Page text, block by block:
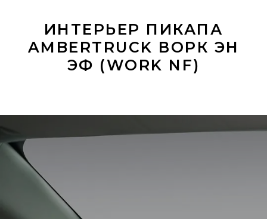
ИНТЕРЬЕР ПИКАПА
AMBERTRUCK ВОРК ЭН
ЭФ (WORK NF)